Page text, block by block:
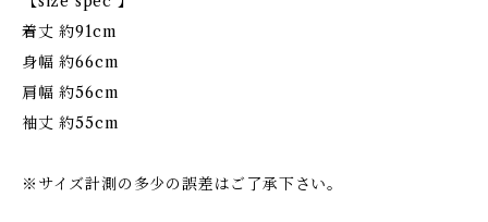
着丈 約91cm
身幅 約66cm
肩幅 約56cm
袖丈 約55cm
※サイズ計測の多少の誤差はご了承下さい。